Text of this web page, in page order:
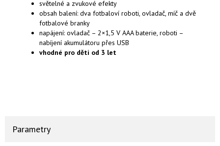
světelné a zvukové efekty
obsah balení: dva fotbaloví roboti, ovladač, míč a dvě
fotbalové branky
napájení: ovladač – 2×1,5 V AAA baterie, roboti –
nabíjení akumulátoru přes USB
vhodné pro děti od 3 let
Parametry